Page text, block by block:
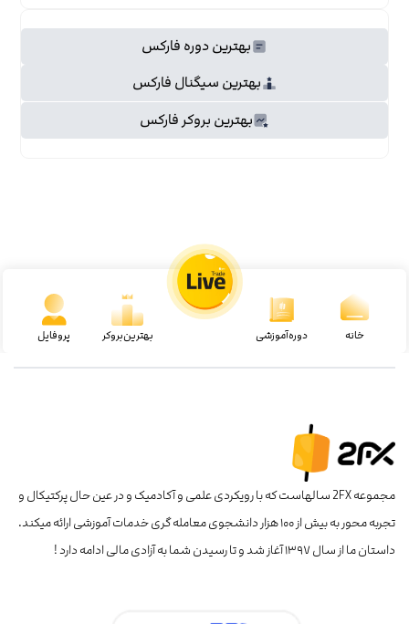
بهترین دوره فارکس
بهترین سیگنال فارکس
بهترین بروکر فارکس
خانه دوره‌آموزشی بهترین‌بروکر پروفایل
مجموعه 2FX سالهاست که با رویکردی علمی و آکادمیک و در عین حال پرکتیکال و
تجربه محور به بیش از ۱۰۰ هزار دانشجوی معامله گری خدمات آموزشی ارائه میکند.
داستان ما از سال ۱۳۹۷ آغاز شد و تا رسیدن شما به آزادی مالی ادامه دارد !